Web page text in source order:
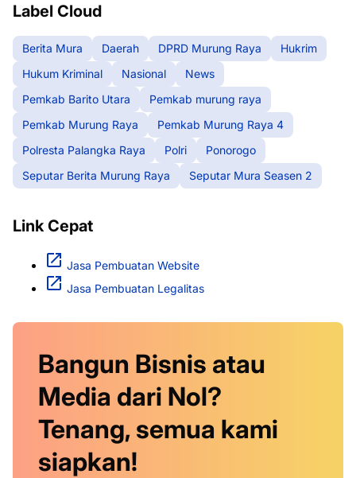
Label Cloud
Berita Mura Daerah DPRD Murung Raya
Hukrim
Hukum Kriminal
Nasional
News
Pemkab Barito Utara
Pemkab murung raya
Pemkab Murung Raya
Pemkab Murung Raya 4
Polresta Palangka Raya
Polri
Ponorogo
Seputar Berita Murung Raya
Seputar Mura Seasen 2
Link Cepat
Jasa Pembuatan Website
Jasa Pembuatan Legalitas
Bangun Bisnis atau
Media dari Nol?
Tenang, semua kami
siapkan!